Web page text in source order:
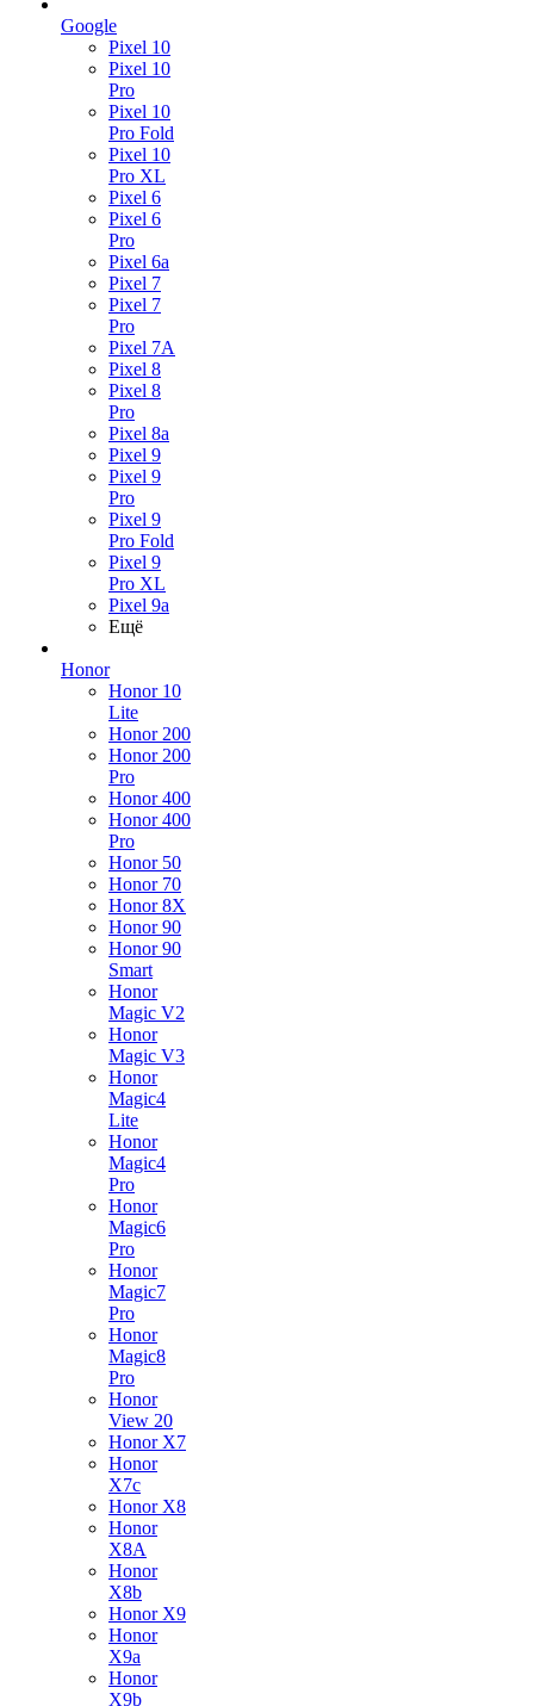
Google
Pixel 10
Pixel 10
Pro
Pixel 10
Pro Fold
Pixel 10
Pro XL
Pixel 6
Pixel 6
Pro
Pixel 6a
Pixel 7
Pixel 7
Pro
Pixel 7A
Pixel 8
Pixel 8
Pro
Pixel 8a
Pixel 9
Pixel 9
Pro
Pixel 9
Pro Fold
Pixel 9
Pro XL
Pixel 9a
Ещё
Honor
Honor 10
Lite
Honor 200
Honor 200
Pro
Honor 400
Honor 400
Pro
Honor 50
Honor 70
Honor 8X
Honor 90
Honor 90
Smart
Honor
Magic V2
Honor
Magic V3
Honor
Magic4
Lite
Honor
Magic4
Pro
Honor
Magic6
Pro
Honor
Magic7
Pro
Honor
Magic8
Pro
Honor
View 20
Honor X7
Honor
X7c
Honor X8
Honor
X8A
Honor
X8b
Honor X9
Honor
X9a
Honor
X9b